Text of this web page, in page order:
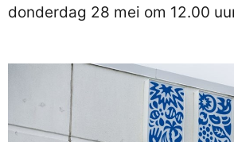
donderdag 28 mei om 12.00